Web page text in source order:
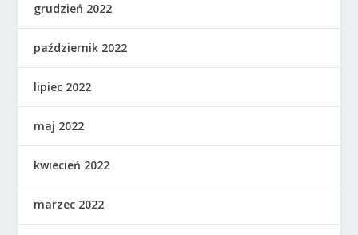
grudzień 2022
październik 2022
lipiec 2022
maj 2022
kwiecień 2022
marzec 2022